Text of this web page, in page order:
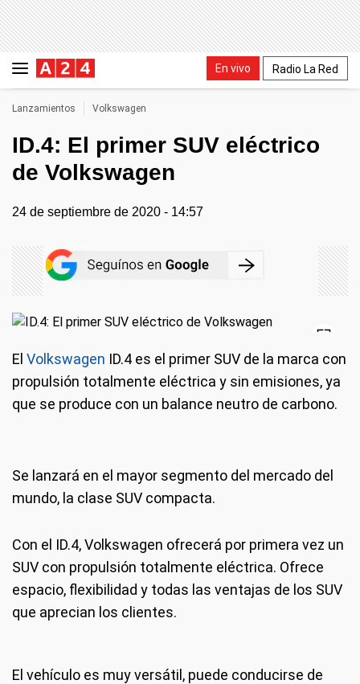
En vivo Radio La Red
Lanzamientos Volkswagen
ID.4: El primer SUV eléctrico
de Volkswagen
24 de septiembre de 2020 - 14:57
El Volkswagen ID.4 es el primer SUV de la marca con
propulsión totalmente eléctrica y sin emisiones, ya
que se produce con un balance neutro de carbono.
Se lanzará en el mayor segmento del mercado del
mundo, la clase SUV compacta.
Con el ID.4, Volkswagen ofrecerá por primera vez un
SUV con propulsión totalmente eléctrica. Ofrece
espacio, flexibilidad y todas las ventajas de los SUV
que aprecian los clientes.
El vehículo es muy versátil, puede conducirse de